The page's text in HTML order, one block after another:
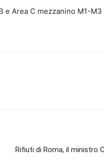
Area C mezzanino M1-
Rifiuti di Roma, il ministro